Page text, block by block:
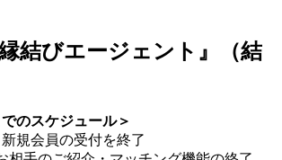
結びエージェント』（結
のスケジュール＞
規会員の受付を終了